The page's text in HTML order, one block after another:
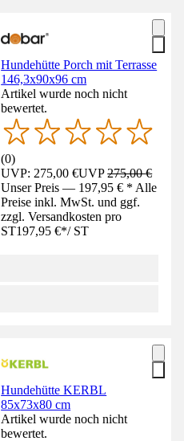
Hundehütte Porch mit Terrasse
146,3x90x96 cm
Artikel wurde noch nicht
bewertet.
(0)
UVP: 275,00 €UVP275,00 €
Unser Preis — 197,95 € * Alle
Preise inkl. MwSt. und ggf.
zzgl. Versandkosten pro
ST197,95 €*/ ST
Hundehütte KERBL
85x73x80 cm
Artikel wurde noch nicht
bewertet.